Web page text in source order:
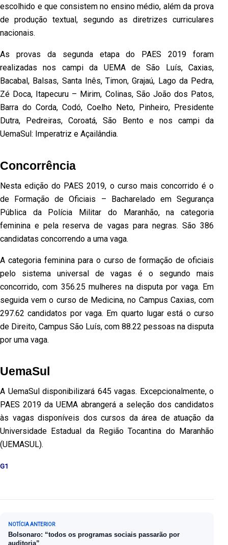
escolhido e que consistem no ensino médio, além da prova
de produção textual, segundo as diretrizes curriculares
nacionais.
As provas da segunda etapa do PAES 2019 foram
realizadas nos campi da UEMA de São Luís, Caxias,
Bacabal, Balsas, Santa Inês, Timon, Grajaú, Lago da Pedra,
Zé Doca, Itapecuru – Mirim, Colinas, São João dos Patos,
Barra do Corda, Codó, Coelho Neto, Pinheiro, Presidente
Dutra, Pedreiras, Coroatá, São Bento e nos campi da
UemaSul: Imperatriz e Açailândia.
Concorrência
Nesta edição do PAES 2019, o curso mais concorrido é o
de Formação de Oficiais – Bacharelado em Segurança
Pública da Polícia Militar do Maranhão, na categoria
feminina e pela reserva de vagas para negras. São 386
candidatas concorrendo a uma vaga.
A categoria feminina para o curso de formação de oficiais
pelo sistema universal de vagas é o segundo mais
concorrido, com 356.25 mulheres na disputa por vaga. Em
seguida vem o curso de Medicina, no Campus Caxias, com
297.62 candidatos por vaga. Em quarto lugar está o curso
de Direito, Campus São Luís, com 88.22 pessoas na disputa
por uma vaga.
UemaSul
A UemaSul disponibilizará 645 vagas. Excepcionalmente, o
PAES 2019 da UEMA abrangerá a seleção dos candidatos
às vagas disponíveis dos cursos da área de atuação da
Universidade Estadual da Região Tocantina do Maranhão
(UEMASUL).
G1
Navegação de Post
NOTÍCIA ANTERIOR
Bolsonaro: “todos os programas sociais passarão por
auditoria”